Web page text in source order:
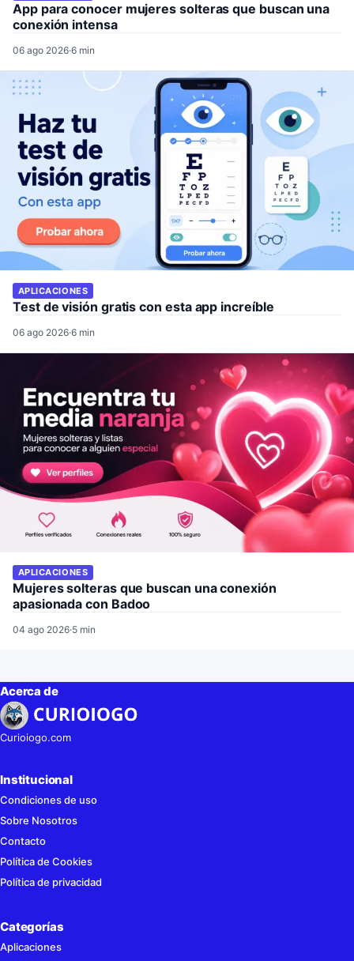
App para conocer mujeres solteras que buscan una
conexión intensa
06 ago 2026·6 min
APLICACIONES
Test de visión gratis con esta app increíble
06 ago 2026·6 min
APLICACIONES
Mujeres solteras que buscan una conexión
apasionada con Badoo
04 ago 2026·5 min
Acerca de
Curioiogo.com
Institucional
Condiciones de uso
Sobre Nosotros
Contacto
Política de Cookies
Política de privacidad
Categorías
Aplicaciones